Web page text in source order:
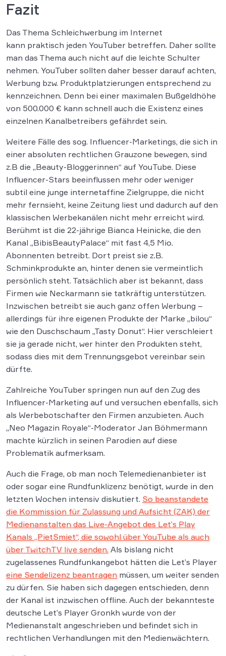
Fazit
Das Thema Schleichwerbung im Internet
kann praktisch jeden YouTuber betreffen. Daher sollte
man das Thema auch nicht auf die leichte Schulter
nehmen. YouTuber sollten daher besser darauf achten,
Werbung bzw. Produktplatzierungen entsprechend zu
kennzeichnen. Denn bei einer maximalen Bußgeldhöhe
von 500.000 € kann schnell auch die Existenz eines
einzelnen Kanalbetreibers gefährdet sein.
Weitere Fälle des sog. Influencer-Marketings, die sich in
einer absoluten rechtlichen Grauzone bewegen, sind
z.B die „Beauty-Bloggerinnen“ auf YouTube. Diese
Influencer-Stars beeinflussen mehr oder weniger
subtil eine junge internetaffine Zielgruppe, die nicht
mehr fernsieht, keine Zeitung liest und dadurch auf den
klassischen Werbekanälen nicht mehr erreicht wird.
Berühmt ist die 22-jährige Bianca Heinicke, die den
Kanal „BibisBeautyPalace“ mit fast 4,5 Mio.
Abonnenten betreibt. Dort preist sie z.B.
Schminkprodukte an, hinter denen sie vermeintlich
persönlich steht. Tatsächlich aber ist bekannt, dass
Firmen wie Neckarmann sie tatkräftig unterstützen.
Inzwischen betreibt sie auch ganz offen Werbung –
allerdings für ihre eigenen Produkte der Marke „bilou“
wie den Duschschaum „Tasty Donut“. Hier verschleiert
sie ja gerade nicht, wer hinter den Produkten steht,
sodass dies mit dem Trennungsgebot vereinbar sein
dürfte.
Zahlreiche YouTuber springen nun auf den Zug des
Influencer-Marketing auf und versuchen ebenfalls, sich
als Werbebotschafter den Firmen anzubieten. Auch
„Neo Magazin Royale“-Moderator Jan Böhmermann
machte kürzlich in seinen Parodien auf diese
Problematik aufmerksam.
Auch die Frage, ob man noch Telemedienanbieter ist
oder sogar eine Rundfunklizenz benötigt, wurde in den
letzten Wochen intensiv diskutiert. So beanstandete
die Kommission für Zulassung und Aufsicht (ZAK) der
Medienanstalten das Live-Angebot des Let’s Play
Kanals „PietSmiet“, die sowohl über YouTube als auch
über TwitchTV live senden. Als bislang nicht
zugelassenes Rundfunkangebot hätten die Let’s Player
eine Sendelizenz beantragen müssen, um weiter senden
zu dürfen. Sie haben sich dagegen entschieden, denn
der Kanal ist inzwischen offline. Auch der bekannteste
deutsche Let’s Player Gronkh wurde von der
Medienanstalt angeschrieben und befindet sich in
rechtlichen Verhandlungen mit den Medienwächtern.